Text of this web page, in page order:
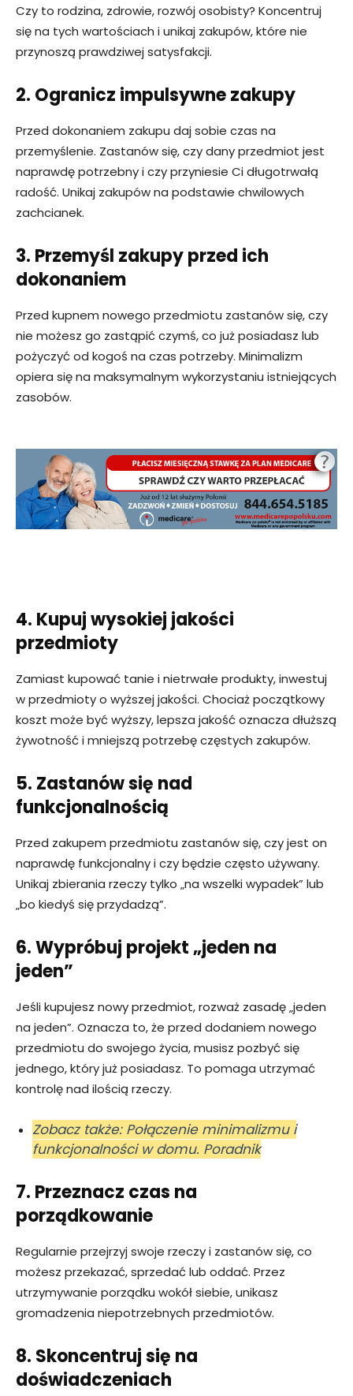
Czy to rodzina, zdrowie, rozwój osobisty? Koncentruj
się na tych wartościach i unikaj zakupów, które nie
przynoszą prawdziwej satysfakcji.
2. Ogranicz impulsywne zakupy
Przed dokonaniem zakupu daj sobie czas na
przemyślenie. Zastanów się, czy dany przedmiot jest
naprawdę potrzebny i czy przyniesie Ci długotrwałą
radość. Unikaj zakupów na podstawie chwilowych
zachcianek.
3. Przemyśl zakupy przed ich
dokonaniem
Przed kupnem nowego przedmiotu zastanów się, czy
nie możesz go zastąpić czymś, co już posiadasz lub
pożyczyć od kogoś na czas potrzeby. Minimalizm
opiera się na maksymalnym wykorzystaniu istniejących
zasobów.
4. Kupuj wysokiej jakości
przedmioty
Zamiast kupować tanie i nietrwałe produkty, inwestuj
w przedmioty o wyższej jakości. Chociaż początkowy
koszt może być wyższy, lepsza jakość oznacza dłuższą
żywotność i mniejszą potrzebę częstych zakupów.
5. Zastanów się nad
funkcjonalnością
Przed zakupem przedmiotu zastanów się, czy jest on
naprawdę funkcjonalny i czy będzie często używany.
Unikaj zbierania rzeczy tylko „na wszelki wypadek” lub
„bo kiedyś się przydadzą”.
6. Wypróbuj projekt „jeden na
jeden”
Jeśli kupujesz nowy przedmiot, rozważ zasadę „jeden
na jeden”. Oznacza to, że przed dodaniem nowego
przedmiotu do swojego życia, musisz pozbyć się
jednego, który już posiadasz. To pomaga utrzymać
kontrolę nad ilością rzeczy.
Zobacz także: Połączenie minimalizmu i
funkcjonalności w domu. Poradnik
7. Przeznacz czas na
porządkowanie
Regularnie przejrzyj swoje rzeczy i zastanów się, co
możesz przekazać, sprzedać lub oddać. Przez
utrzymywanie porządku wokół siebie, unikasz
gromadzenia niepotrzebnych przedmiotów.
8. Skoncentruj się na
doświadczeniach